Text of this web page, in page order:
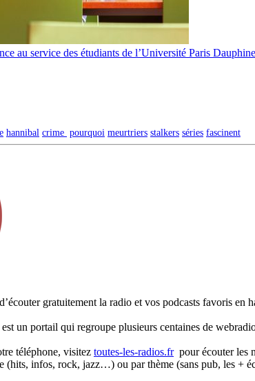
au service des étudiants de l’Université Paris Dauphine
hannibal crime pourquoi meurtriers stalkers séries fascinent
gratuitement la radio et vos podcasts favoris en
un portail qui regroupe plusieurs centaines de
téléphone, visitez toutes-les-radios.frpour écouter les
(hits, infos, rock, jazz…) ou par thème (sans pub, les +